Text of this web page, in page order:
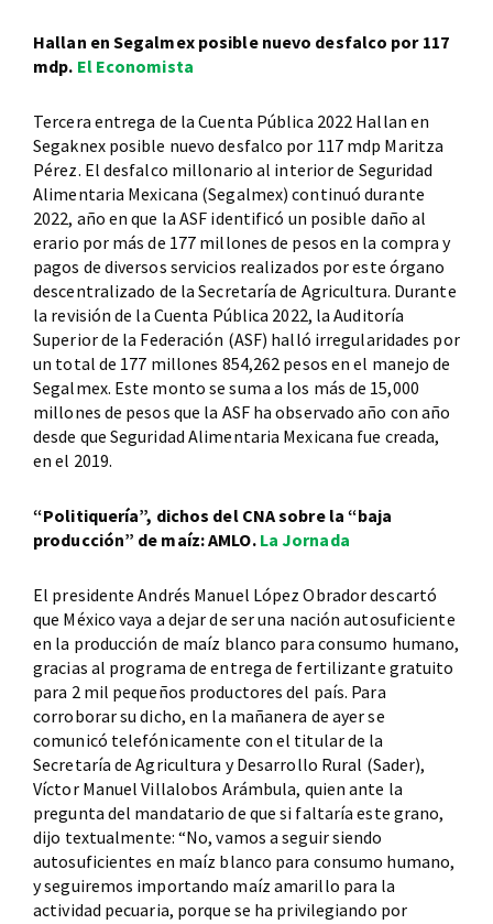
Hallan en Segalmex posible nuevo desfalco por 117
mdp. El Economista
Tercera entrega de la Cuenta Pública 2022 Hallan en
Segaknex posible nuevo desfalco por 117 mdp Maritza
Pérez. El desfalco millonario al interior de Seguridad
Alimentaria Mexicana (Segalmex) continuó durante
2022, año en que la ASF identificó un posible daño al
erario por más de 177 millones de pesos en la compra y
pagos de diversos servicios realizados por este órgano
descentralizado de la Secretaría de Agricultura. Durante
la revisión de la Cuenta Pública 2022, la Auditoría
Superior de la Federación (ASF) halló irregularidades por
un total de 177 millones 854,262 pesos en el manejo de
Segalmex. Este monto se suma a los más de 15,000
millones de pesos que la ASF ha observado año con año
desde que Seguridad Alimentaria Mexicana fue creada,
en el 2019.
“Politiquería”, dichos del CNA sobre la “baja
producción” de maíz: AMLO. La Jornada
El presidente Andrés Manuel López Obrador descartó
que México vaya a dejar de ser una nación autosuficiente
en la producción de maíz blanco para consumo humano,
gracias al programa de entrega de fertilizante gratuito
para 2 mil pequeños productores del país. Para
corroborar su dicho, en la mañanera de ayer se
comunicó telefónicamente con el titular de la
Secretaría de Agricultura y Desarrollo Rural (Sader),
Víctor Manuel Villalobos Arámbula, quien ante la
pregunta del mandatario de que si faltaría este grano,
dijo textualmente: “No, vamos a seguir siendo
autosuficientes en maíz blanco para consumo humano,
y seguiremos importando maíz amarillo para la
actividad pecuaria, porque se ha privilegiando por